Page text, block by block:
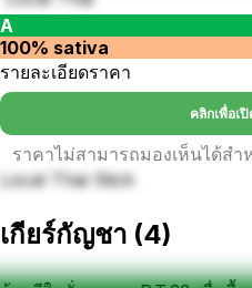
A
100% sativa
รายละเอียดราคา
คลิกเพื่อเ
ราคาไม่สามารถมองเห็นได้ส
Local Thai Stick
เกียร์กัญชา (4)